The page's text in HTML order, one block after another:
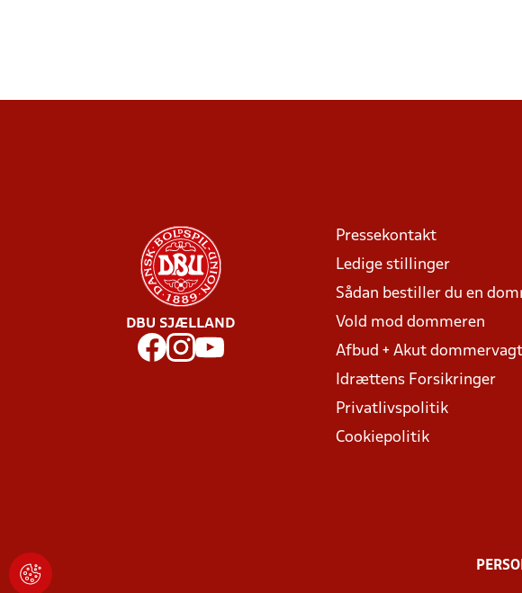
DBU SJÆLLAND
Pressekontakt
Ledige stillinger
Sådan bestiller du en
Vold mod dommeren
Afbud + Akut dommervagt
Idrættens Forsikringer
Privatlivspolitik
Cookiepolitik